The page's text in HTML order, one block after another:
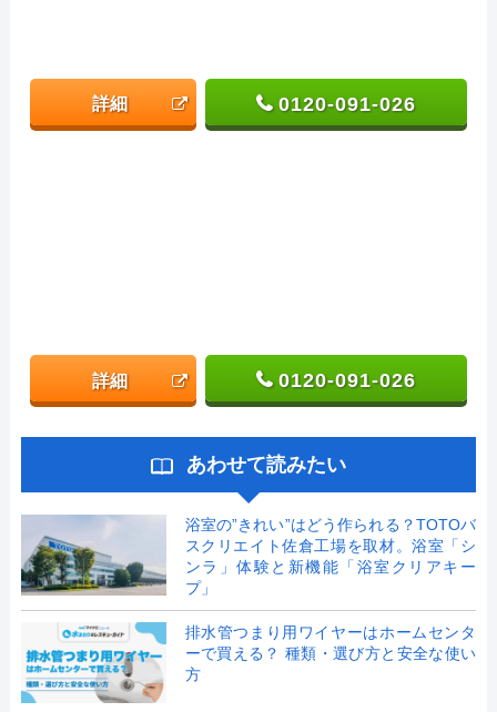
詳細 0120-091-026
詳細 0120-091-026
あわせて読みたい
浴室の”きれい”はどう作られる？TOTOバ
スクリエイト佐倉工場を取材。浴室「シ
ンラ」体験と新機能「浴室クリアキー
プ」
排水管つまり用ワイヤーはホームセンタ
ーで買える？ 種類・選び方と安全な使い
方